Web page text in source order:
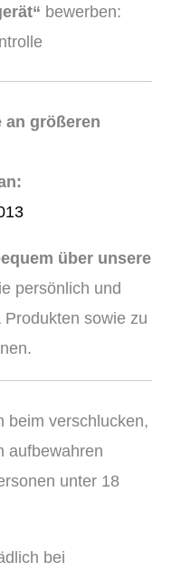
bewerben:
an größeren
über unsere
persönlich und
sowie zu
bei